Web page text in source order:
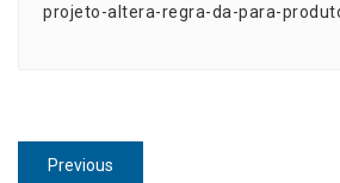
projeto-altera-regra-da-para-
Navegação
Previous